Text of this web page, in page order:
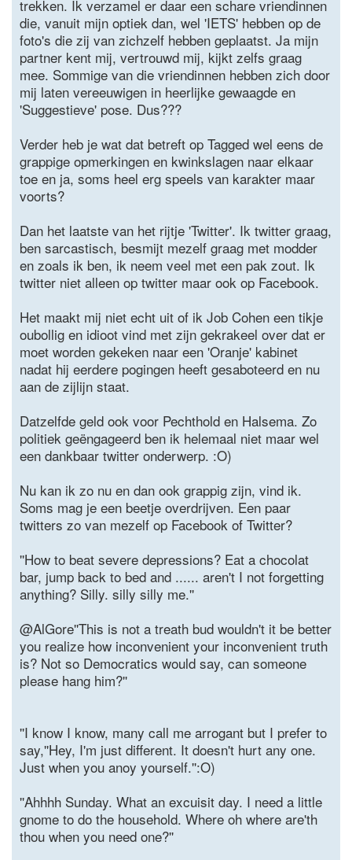
trekken. Ik verzamel er daar een schare vriendinnen
die, vanuit mijn optiek dan, wel 'IETS' hebben op de
foto's die zij van zichzelf hebben geplaatst. Ja mijn
partner kent mij, vertrouwd mij, kijkt zelfs graag
mee. Sommige van die vriendinnen hebben zich door
mij laten vereeuwigen in heerlijke gewaagde en
'Suggestieve' pose. Dus???
Verder heb je wat dat betreft op Tagged wel eens de
grappige opmerkingen en kwinkslagen naar elkaar
toe en ja, soms heel erg speels van karakter maar
voorts?
Dan het laatste van het rijtje 'Twitter'. Ik twitter graag,
ben sarcastisch, besmijt mezelf graag met modder
en zoals ik ben, ik neem veel met een pak zout. Ik
twitter niet alleen op twitter maar ook op Facebook.
Het maakt mij niet echt uit of ik Job Cohen een tikje
oubollig en idioot vind met zijn gekrakeel over dat er
moet worden gekeken naar een 'Oranje' kabinet
nadat hij eerdere pogingen heeft gesaboteerd en nu
aan de zijlijn staat.
Datzelfde geld ook voor Pechthold en Halsema. Zo
politiek geëngageerd ben ik helemaal niet maar wel
een dankbaar twitter onderwerp. :O)
Nu kan ik zo nu en dan ook grappig zijn, vind ik.
Soms mag je een beetje overdrijven. Een paar
twitters zo van mezelf op Facebook of Twitter?
''How to beat severe depressions? Eat a chocolat
bar, jump back to bed and ...... aren't I not forgetting
anything? Silly. silly silly me.''
@AlGore''This is not a treath bud wouldn't it be better
you realize how inconvenient your inconvenient truth
is? Not so Democratics would say, can someone
please hang him?''
''I know I know, many call me arrogant but I prefer to
say,''Hey, I'm just different. It doesn't hurt any one.
Just when you anoy yourself.'':O)
''Ahhhh Sunday. What an excuisit day. I need a little
gnome to do the household. Where oh where are'th
thou when you need one?''